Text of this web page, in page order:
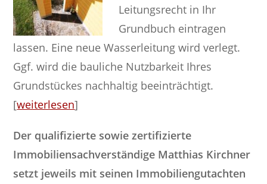
Leitungsrecht in Ihr
Grundbuch eintragen
lassen. Eine neue Wasserleitung wird verlegt.
Ggf. wird die bauliche Nutzbarkeit Ihres
Grundstückes nachhaltig beeinträchtigt.
[weiterlesen]
Der qualifizierte sowie zertifizierte
Immobiliensachverständige Matthias Kirchner
setzt jeweils mit seinen Immobiliengutachten